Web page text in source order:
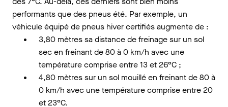
performants que des pneus été. Par exemple, un
véhicule équipé de pneus hiver certifiés augmente de :
3,80 mètres sa distance de freinage sur un sol
sec en freinant de 80 à 0 km/h avec une
température comprise entre 13 et 26°C ;
4,80 mètres sur un sol mouillé en freinant de 80 à
0 km/h avec une température comprise entre 20
et 23°C.